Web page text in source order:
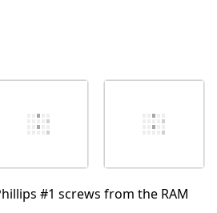
#1 screws from the RAM